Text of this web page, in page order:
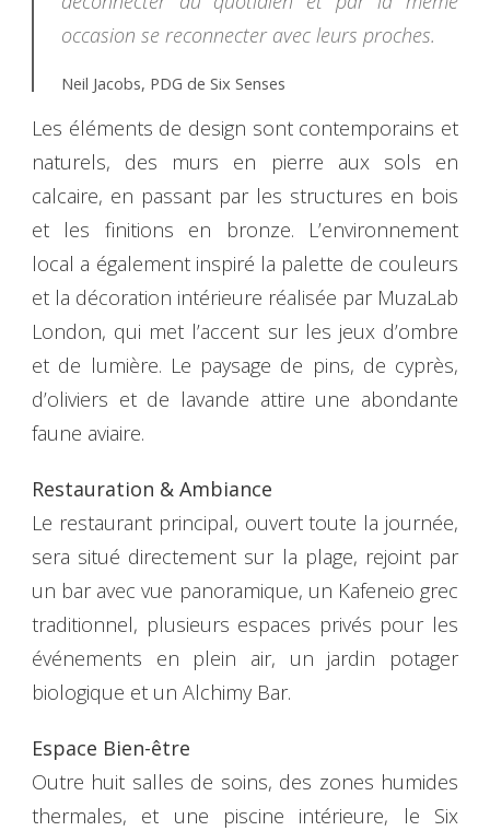
occasion se reconnecter avec leurs proches.
Neil Jacobs, PDG de Six Senses
Les éléments de design sont contemporains et
naturels, des murs en pierre aux sols en
calcaire, en passant par les structures en bois
et les finitions en bronze. L’environnement
local a également inspiré la palette de couleurs
et la décoration intérieure réalisée par MuzaLab
London, qui met l’accent sur les jeux d’ombre
et de lumière. Le paysage de pins, de cyprès,
d’oliviers et de lavande attire une abondante
faune aviaire.
Restauration & Ambiance
Le restaurant principal, ouvert toute la journée,
sera situé directement sur la plage, rejoint par
un bar avec vue panoramique, un Kafeneio grec
traditionnel, plusieurs espaces privés pour les
événements en plein air, un jardin potager
biologique et un Alchimy Bar.
Espace Bien-être
Outre huit salles de soins, des zones humides
thermales, et une piscine intérieure, le Six